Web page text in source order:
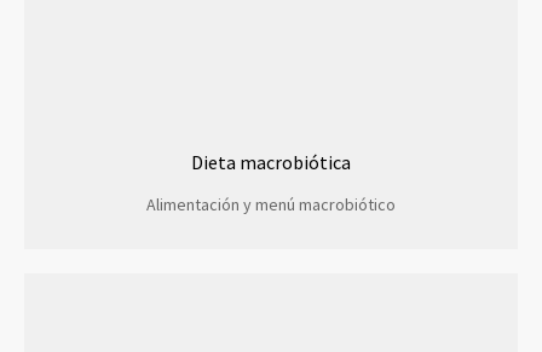
Dieta macrobiótica
Alimentación y menú macrobiótico